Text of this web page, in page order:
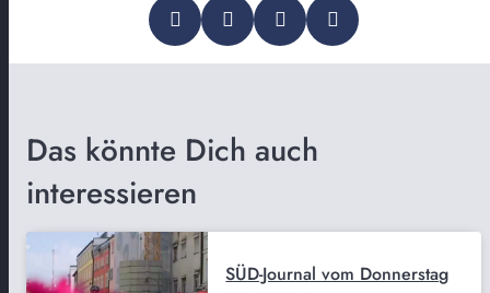
Das könnte Dich auch
interessieren
SÜD-Journal vom Donnerstag